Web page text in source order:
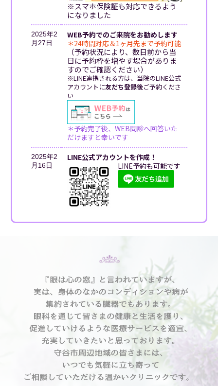
※スマホ保険証も対応できるよう
になりました
2025年2
月27日
WEB予約でのご来院をお勧めします
＊24時間対応＆1ヶ月先まで予約可能
（予約状況により、数日前から当
日に予約枠を増やす場合がありま
すのでご確認ください）
※LINE連携される方は、当院のLINE公式
アカウントに友だち登録後ご予約くださ
い
＊予約完了後、WEB問診へ回答いた
だけますと幸いです
2025年2
月16日
LINE公式アカウントを作成！
LINE予約も可能です